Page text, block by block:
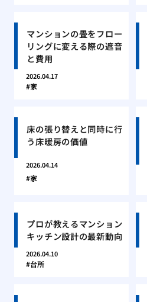
マンションの畳をフロー
リングに変える際の遮音
と費用
2026.04.17
家
床の張り替えと同時に行
う床暖房の価値
2026.04.14
家
プロが教えるマンション
キッチン設計の最新動向
2026.04.10
台所